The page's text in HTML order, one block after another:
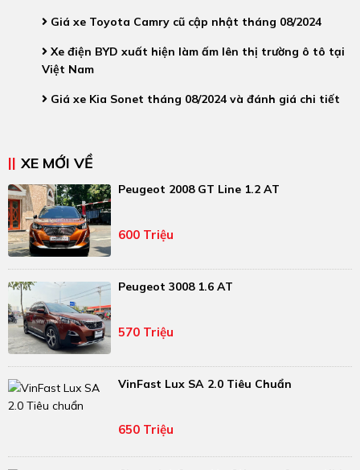
Giá xe Toyota Camry cũ cập nhật tháng 08/2024
Xe điện BYD xuất hiện làm ấm lên thị trường ô tô tại
Việt Nam
Giá xe Kia Sonet tháng 08/2024 và đánh giá chi tiết
XE MỚI VỀ
Peugeot 2008 GT Line 1.2 AT
600 Triệu
Peugeot 3008 1.6 AT
570 Triệu
VinFast Lux SA 2.0 Tiêu Chuẩn
650 Triệu